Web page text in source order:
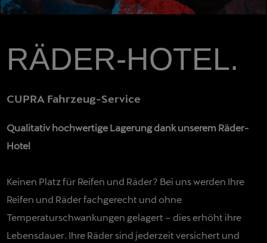
RÄDER-HOTEL.
CUPRA Fahrzeug-Service
Qualitativ hochwertige Lagerung dank unserem Räder-
Hotel
Keinen Platz für Reifen und Räder? Bei uns werden Ihre
Reifen und Räder fachgerecht und ohne
Temperaturschwankungen gelagert – dies erhöht ihre
Lebensdauer. Ihre Räder sind jederzeit versichert und